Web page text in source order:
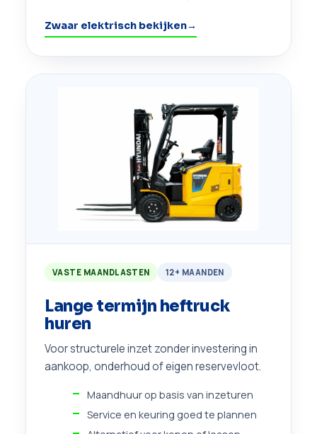
Zwaar elektrisch bekijken→
VASTE MAANDLASTEN 12+ MAANDEN
Lange termijn heftruck
huren
Voor structurele inzet zonder investering in
aankoop, onderhoud of eigen reservevloot.
Maandhuur op basis van inzeturen
Service en keuring goed te plannen